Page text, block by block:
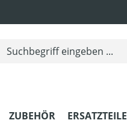
ZUBEHÖR ERSATZTEILE